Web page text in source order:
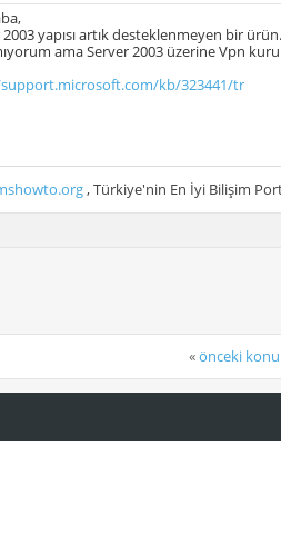
2003 yapısı artık desteklenmeyen bir
ama Server 2003 üzerine Vpn
kb/323441/tr
, Türkiye'nin En İyi Bilişim
«önceki konu